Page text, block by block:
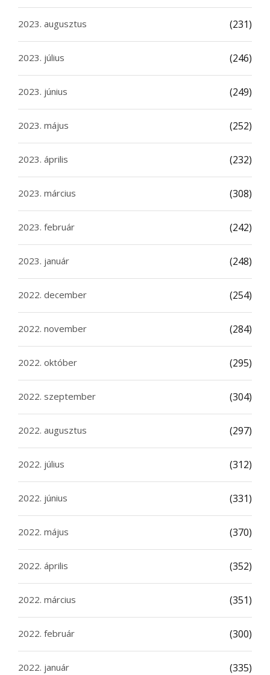
2023. augusztus (231)
2023. július (246)
2023. június (249)
2023. május (252)
2023. április (232)
2023. március (308)
2023. február (242)
2023. január (248)
2022. december (254)
2022. november (284)
2022. október (295)
2022. szeptember (304)
2022. augusztus (297)
2022. július (312)
2022. június (331)
2022. május (370)
2022. április (352)
2022. március (351)
2022. február (300)
2022. január (335)